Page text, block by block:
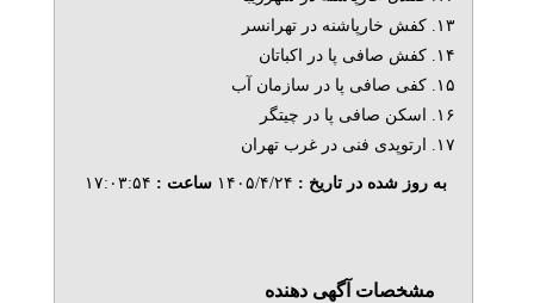
۱۳. کفش خارپاشنه در تهرانسر
۱۴. کفش صافی پا در اکباتان
۱۵. کفی صافی پا در سازمان آب
۱۶. اسکن صافی پا در چیتگر
۱۷. ارتوپدی فنی در غرب تهران
به روز شده در تاریخ : ۱۴۰۵/۴/۲۴ ساعت : ۱۷:۰۳:۵۴
مشخصات آگهی دهنده